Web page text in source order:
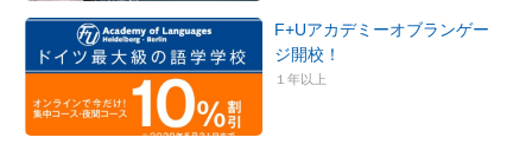
F+Uアカデミーオブランゲー
ジ開校！
１年以上